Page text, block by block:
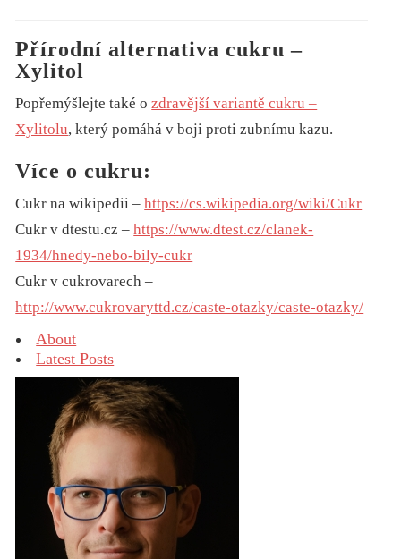
Přírodní alternativa cukru –
Xylitol
Popřemýšlejte také ozdravější variantě cukru –
Xylitolu, který pomáhá v boji proti zubnímu kazu.
Více o cukru:
Cukr na wikipedii –https://cs.wikipedia.org/wiki/Cukr
Cukr v dtestu.cz –https://www.dtest.cz/clanek-
1934/hnedy-nebo-bily-cukr
Cukr v cukrovarech –
http://www.cukrovaryttd.cz/caste-otazky/caste-otazky/
About
Latest Posts